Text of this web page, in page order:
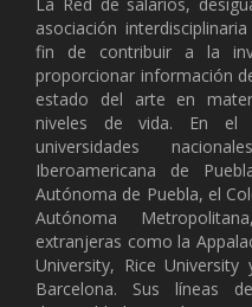
asociación
fin de contribuir a la
proporcionar información
estado del arte en
niveles de vida. En el
universidades
Iberoamericana de
Autónoma de Puebla, el
Autónoma
extranjeras como la
University, Rice
Barcelona. Sus líneas